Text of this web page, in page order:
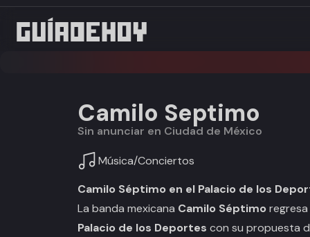
Camilo Septimo
Sin anunciar en Ciudad de México
Música/Conciertos
Camilo Séptimo en el Palacio de los
La banda mexicana Camilo Séptimo
Palacio de los Deportes con su propuesta